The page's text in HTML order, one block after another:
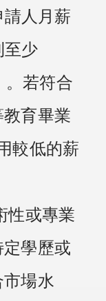
人月薪
至少
。若符合
育畢業
較低的薪
性或專業
學歷或
場水